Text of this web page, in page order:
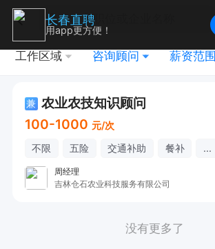
工作区域 咨询顾问 薪资范围
兼 农业农技知识顾问
100-1000 元/次
不限 五险 交通补助 餐补 ...
周经理
吉林仓石农业科技服务有限公司
没有更多了
长春直聘
用app更方便！